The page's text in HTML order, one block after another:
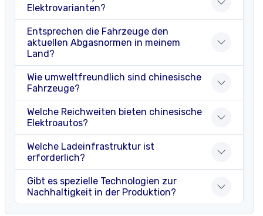
Elektrovarianten?
Entsprechen die Fahrzeuge den
aktuellen Abgasnormen in meinem
Land?
Wie umweltfreundlich sind chinesische
Fahrzeuge?
Welche Reichweiten bieten chinesische
Elektroautos?
Welche Ladeinfrastruktur ist
erforderlich?
Gibt es spezielle Technologien zur
Nachhaltigkeit in der Produktion?